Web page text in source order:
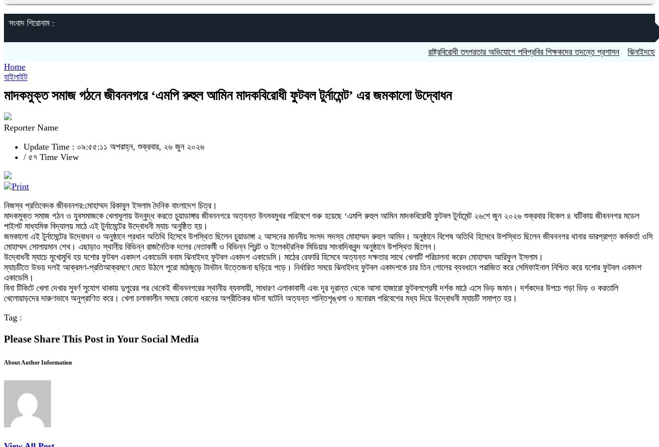
সংবাদ শিরোনাম :
রাষ্ট্রবিরোধী তৎপরতার অভিযোগে পবিপ্রবির শিক্ষকদের তদন্তে প্রশাসন
ঝিনাইদহের
Home
হাইলাইট
মাদকমুক্ত সমাজ গঠনে জীবননগরে ‘এমপি রুহুল আমিন মাদকবিরোধী ফুটবল টুর্নামেন্ট’ এর জমকালো উদ্বোধন
Reporter Name
Update Time : ০৯:৫৫:১১ অপরাহ্ন, শুক্রবার, ২৬ জুন ২০২৬
/ ৫৭ Time View
নিজস্ব প্রতিবেদক জীবননগর:মোহাম্মদ রিকাবুল ইসলাম দৈনিক বাংলাদেশ চিত্র।
মাদকমুক্ত সমাজ গঠন ও যুবসমাজকে খেলাধুলায় উদ্বুদ্ধ করতে চুয়াডাঙ্গার জীবননগরে অত্যন্ত উৎসবমুখর পরিবেশে শুরু হয়েছে ‘এমপি রুহুল আমিন মাদকবিরোধী ফুটবল টুর্নামেন্ট ২৬শে জুন ২০২৬ শুক্রবার বিকেল ৪ ঘটিকায় জীবননগর মডেল
পাইলট মাধ্যমিক বিদ্যালয় মাঠে এই টুর্নামেন্টের উদ্বোধনী ম্যাচ অনুষ্ঠিত হয়।
জমকালো এই টুর্নামেন্টের উদ্বোধন ও অনুষ্ঠানে প্রধান অতিথি হিসেবে উপস্থিত ছিলেন চুয়াডাঙ্গা ২ আসনের মাননীয় সংসদ সদস্য মোহাম্মদ রুহুল আমিন। অনুষ্ঠানে বিশেষ অতিথি হিসেবে উপস্থিত ছিলেন জীবননগর থানার ভারপ্রাপ্ত কর্মকর্তা ওসি
মোহাম্মদ সোলায়মান শেখ। এছাড়াও স্থানীয় বিভিন্ন রাজনৈতিক দলের নেতাকর্মী ও বিভিন্ন প্রিন্ট ও ইলেকট্রনিক মিডিয়ার সাংবাদিকবৃন্দ অনুষ্ঠানে উপস্থিত ছিলেন।
উদ্বোধনী ম্যাচে মুখোমুখি হয় যশোর ফুটবল একাদশ একাডেমি বনাম ঝিনাইদহ ফুটবল একাদশ একাডেমি। মাঠের রেফারি হিসেবে অত্যন্ত দক্ষতার সাথে খেলাটি পরিচালনা করেন মোহাম্মদ আরিফুল ইসলাম।
ম্যাচটিতে উভয় দলই আক্রমণ-প্রতিআক্রমণে মেতে উঠলে পুরো মাঠজুড়ে টানটান উত্তেজনা ছড়িয়ে পড়ে। নির্ধারিত সময়ে ঝিনাইদহ ফুটবল একাদশকে চার তিন গোলের ব্যবধানে পরাজিত করে সেমিফাইনাল নিশ্চিত করে যশোর ফুটবল একাদশ
একাডেমি।
বিনা টিকিটে খেলা দেখার সুবর্ণ সুযোগ থাকায় দুপুরের পর থেকেই জীবননগরের স্থানীয় ব্যবসায়ী, সাধারণ এলাকাবাসী এবং দূর দূরান্ত থেকে আসা হাজারো ফুটবলপ্রেমী দর্শক মাঠে এসে ভিড় জমান। দর্শকদের উপচে পড়া ভিড় ও করতালি
খেলোয়াড়দের দারুণভাবে অনুপ্রাণিত করে। খেলা চলাকালীন সময়ে কোনো ধরনের অপ্রীতিকর ঘটনা ঘটেনি অত্যন্ত শান্তিশৃঙ্খলা ও মনোরম পরিবেশের মধ্য দিয়ে উদ্বোধনী ম্যাচটি সমাপ্ত হয়।
Tag :
Please Share This Post in Your Social Media
About Author Information